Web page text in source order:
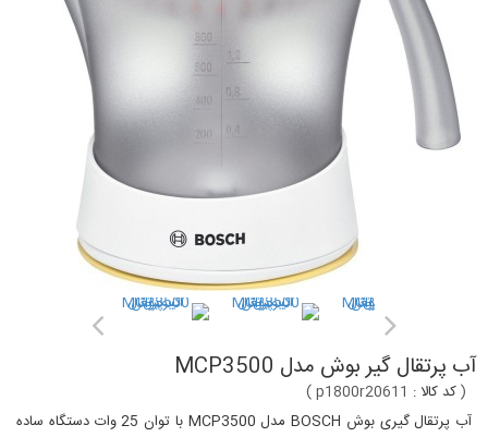
آب پرتقال گیر بوش مدل MCP3500
(کد کالا : p1800r20611
)
آب پرتقال گیری بوش BOSCH مدل MCP3500
با توان 25 وات دستگاه ساده